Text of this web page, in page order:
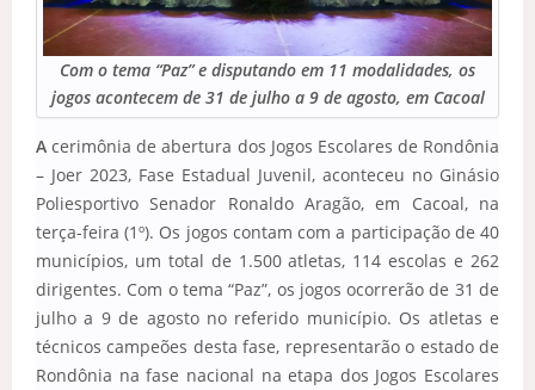
Com o tema “Paz” e disputando em 11 modalidades, os
jogos acontecem de 31 de julho a 9 de agosto, em Cacoal
A cerimônia de abertura dos Jogos Escolares de Rondônia
– Joer 2023, Fase Estadual Juvenil, aconteceu no Ginásio
Poliesportivo Senador Ronaldo Aragão, em Cacoal, na
terça-feira (1º). Os jogos contam com a participação de 40
municípios, um total de 1.500 atletas, 114 escolas e 262
dirigentes. Com o tema “Paz”, os jogos ocorrerão de 31 de
julho a 9 de agosto no referido município. Os atletas e
técnicos campeões desta fase, representarão o estado de
Rondônia na fase nacional na etapa dos Jogos Escolares